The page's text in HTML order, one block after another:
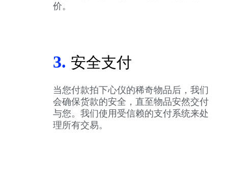
价。
3. 安全支付
当您付款拍下心仪的稀奇物品后，我们
会确保货款的安全，直至物品安然交付
与您。我们使用受信赖的支付系统来处
理所有交易。